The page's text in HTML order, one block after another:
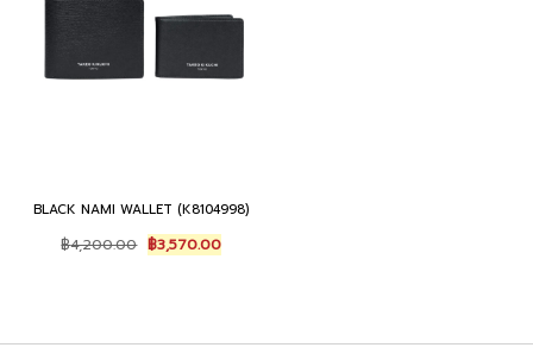
BLACK NAMI WALLET (K8104998)
฿4,200.00 Original
price
฿3,570.00Current
price